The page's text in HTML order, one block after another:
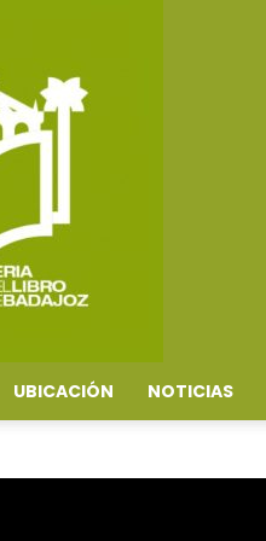
UBICACIÓN NOTICIAS